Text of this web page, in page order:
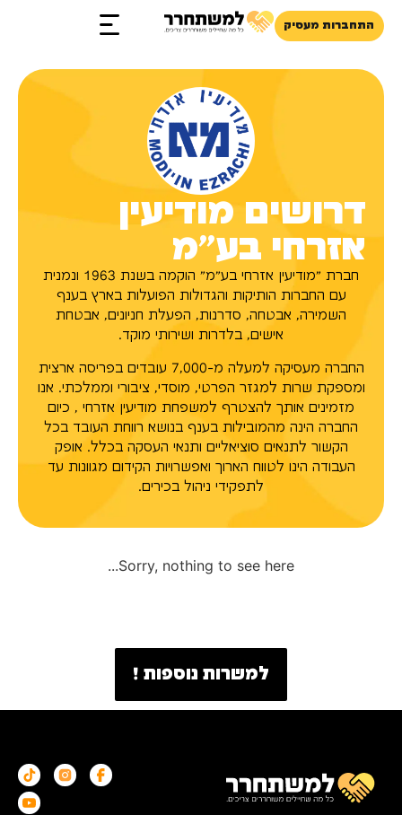
התחברות מעסיק
דרושים מודיעין
אזרחי בע״מ
חברת "מודיעין אזרחי בע"מ" הוקמה בשנת 1963 ונמנית
עם החברות הותיקות והגדולות הפועלות בארץ בענף
השמירה, אבטחה, סדרנות, הפעלת חניונים, אבטחת
אישים, בלדרות ושירותי מוקד.
החברה מעסיקה למעלה מ-7,000 עובדים בפריסה ארצית
ומספקת שרות למגזר הפרטי, מוסדי, ציבורי וממלכתי. אנו
מזמינים אותך להצטרף למשפחת מודיעין אזרחי , כיום
החברה הינה מהמובילות בענף בנושא רווחת העובד בכל
הקשור לתנאים סוציאליים ותנאי העסקה בכלל. אופק
העבודה הינו לטווח הארוך ואפשרויות הקידום מגוונות עד
לתפקידי ניהול בכירים.
Sorry, nothing to see here...
למשרות נוספות !